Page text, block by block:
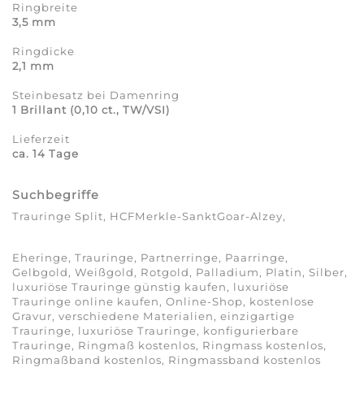
Ringbreite
3,5 mm
Ringdicke
2,1 mm
Steinbesatz bei Damenring
1 Brillant (0,10 ct., TW/VSI)
Lieferzeit
ca. 14 Tage
Suchbegriffe
Trauringe Split, HCFMerkle-SanktGoar-Alzey,
Eheringe, Trauringe, Partnerringe, Paarringe,
Gelbgold, Weißgold, Rotgold, Palladium, Platin, Silber,
luxuriöse Trauringe günstig kaufen, luxuriöse
Trauringe online kaufen, Online-Shop, kostenlose
Gravur, verschiedene Materialien, einzigartige
Trauringe, luxuriöse Trauringe, konfigurierbare
Trauringe, Ringmaß kostenlos, Ringmass kostenlos,
Ringmaßband kostenlos, Ringmassband kostenlos